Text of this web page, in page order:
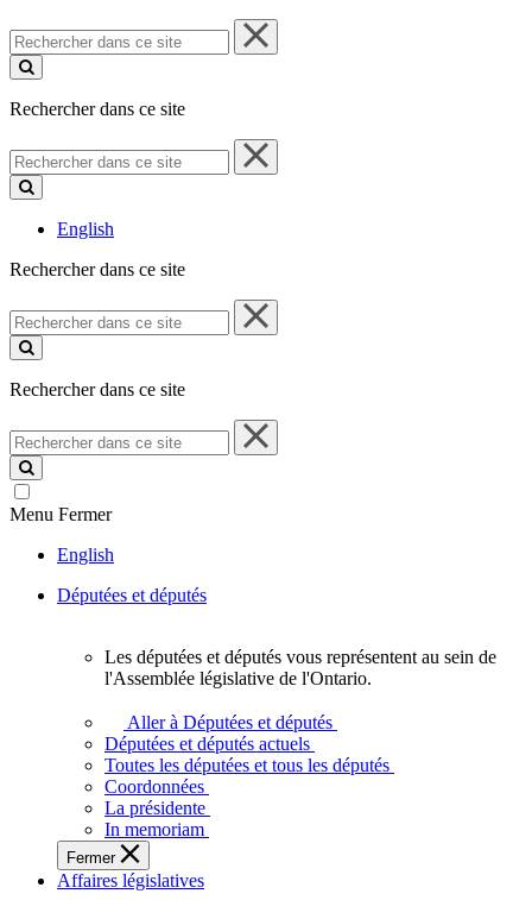
Rechercher
dans
ce
Rechercher dans ce site
Rechercher
dans
ce
English
Rechercher dans ce site
Rechercher
dans
ce
Rechercher dans ce site
Rechercher
dans
ce
site
Menu Fermer
English
Députées et députés
députés
vous
représentent
sein
de
l'Assemblée
législative
Les députées et députés vous représentent au sein de
l'Assemblée législative de l'Ontario.
Aller à Députées et députés
Députées et députés actuels
Toutes les députées et tous les députés
Coordonnées
La présidente
In memoriam
Fermer
Affaires législatives